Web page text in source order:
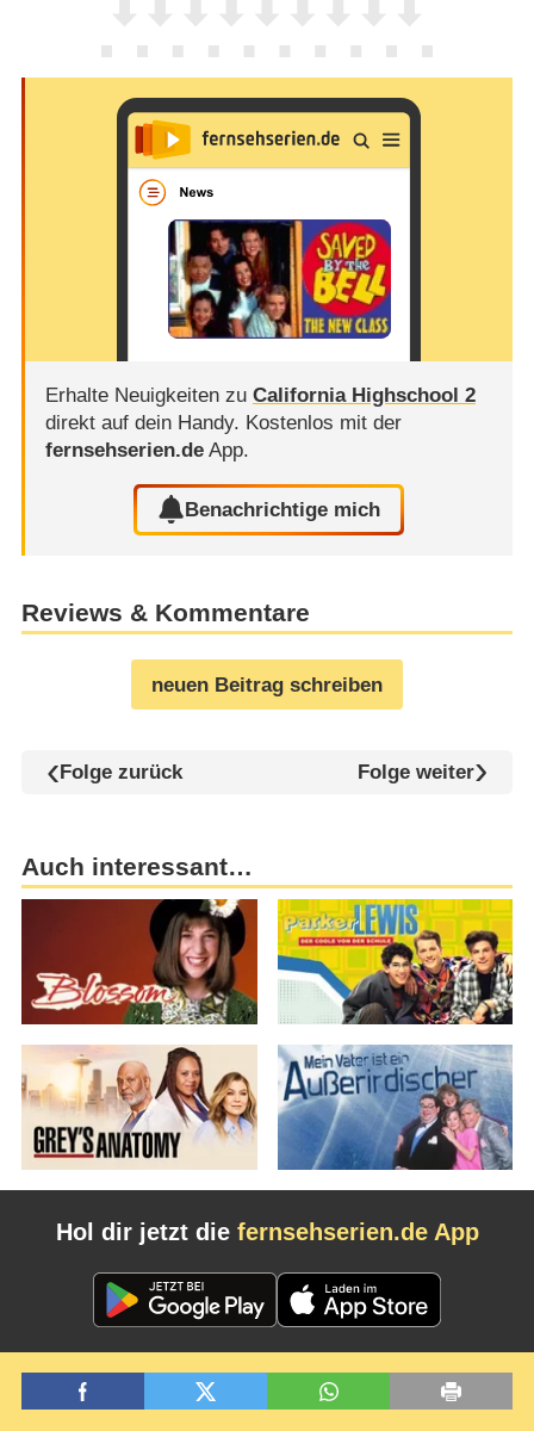
Erhalte Neuigkeiten zu California Highschool 2
direkt auf dein Handy. Kostenlos mit der
fernsehserien.deApp.
Benachrichtige mich
Reviews & Kommentare
neuen Beitrag schreiben
Folge zurück Folge weiter
Auch interessant…
Hol dir jetzt die fernsehserien.de App